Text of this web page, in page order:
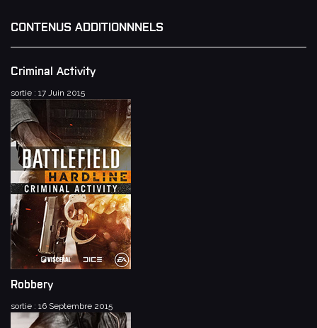
CONTENUS ADDITIONNNELS
Criminal Activity
sortie : 17 Juin 2015
Robbery
sortie : 16 Septembre 2015